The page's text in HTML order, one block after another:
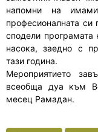
напомни на
професионалната си
сподели
насока, заедно с
тази година.
Мероприятието
всеобща дуа към
месец Рамадан.